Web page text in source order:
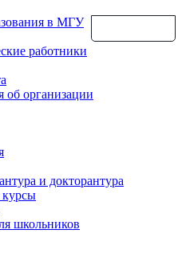
в МГУ
работники
об организации
и докторантура
курсы
школьников